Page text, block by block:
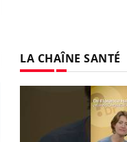
LA CHAÎNE SANTÉ